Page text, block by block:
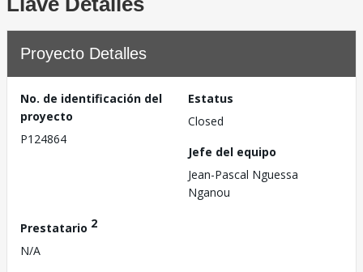
Proyecto Detalles
No. de identificación del
proyecto
P124864
Estatus
Closed
Jefe del equipo
Jean-Pascal Nguessa
Nganou
Prestatario 2
N/A